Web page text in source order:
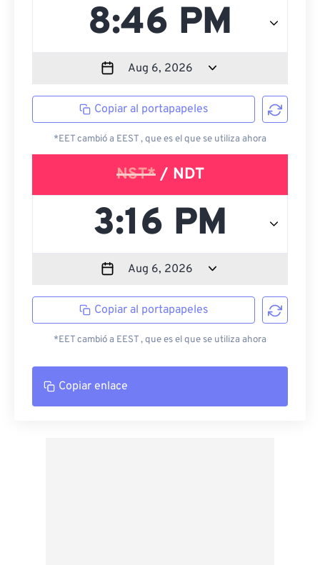
Copiar al portapapeles
*EET cambió a EEST , que es el que se utiliza ahora
NST*/ NDT
Copiar al portapapeles
*EET cambió a EEST , que es el que se utiliza ahora
Copiar enlace